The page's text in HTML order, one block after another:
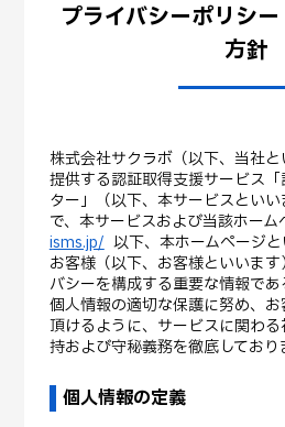
プライバシーポリシ
方針
株式会社サクラボ（以下、当社
提供する認証取得支援サービス
ター」（以下、本サービスとい
で、本サービスおよび当該ホーム
isms.jp/ 以下、本ホームページ
お客様（以下、お客様といいま
バシーを構成する重要な情報であ
個人情報の適切な保護に努め、
頂けるように、サービスに関わ
持および守秘義務を徹底しており
個人情報の定義